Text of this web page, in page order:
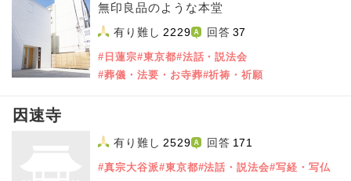
無印良品のような本堂
有り難し 2229 回答 37
#日蓮宗#東京都#法話・説法会
#葬儀・法要・お寺葬#祈祷・祈願
因速寺
有り難し 2529 回答 171
#真宗大谷派#東京都#法話・説法会#写経・写仏